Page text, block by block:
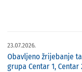
23.07.2026.
Obavljeno žrijebanje
grupa Centar 1, Centar